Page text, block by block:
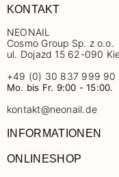
KONTAKT
NEONAIL
Cosmo Group Sp. z o.o.
ul. Dojazd 15 62-090
+49 (0) 30 837 999 90
Mo. bis Fr. 9:00 - 15:00.
kontakt@neonail.de
INFORMATIONEN
ONLINESHOP